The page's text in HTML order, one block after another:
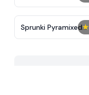
Everyone is Alive
★
Sprunki Pyramixed
Phase 2 Remake